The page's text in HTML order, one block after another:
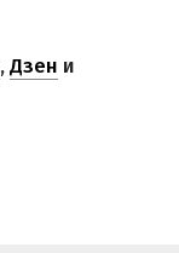
,Дзен и